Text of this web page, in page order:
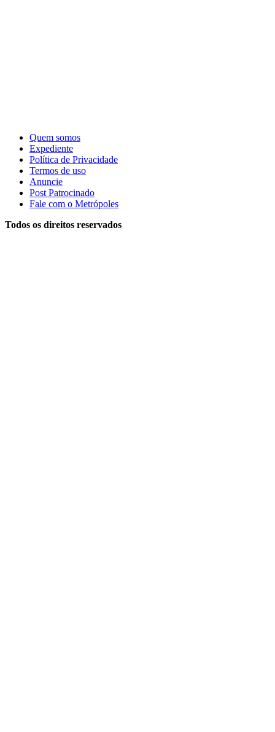
Quem somos
Expediente
Política de Privacidade
Termos de uso
Anuncie
Post Patrocinado
Fale com o Metrópoles
Todos os direitos reservados